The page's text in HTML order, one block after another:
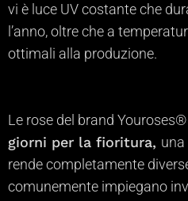
vi è luce UV costante che
l’anno, oltre che a
ottimali alla produzione.
Le rose del brand
giorni per la fioritura, una
rende completamente
comunemente impiegano